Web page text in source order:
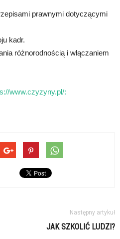
prawnymi dotyczącymi
kadr.
różnorodnością i włączaniem
www.czyzyny.pl/:
Następny artykuł
JAK SZKOLIĆ LUDZI?